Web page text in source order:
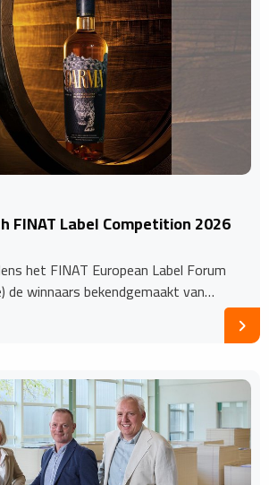
FINAT Label Competition 2026
het FINAT European Label Forum
de winnaars bekendgemaakt van…